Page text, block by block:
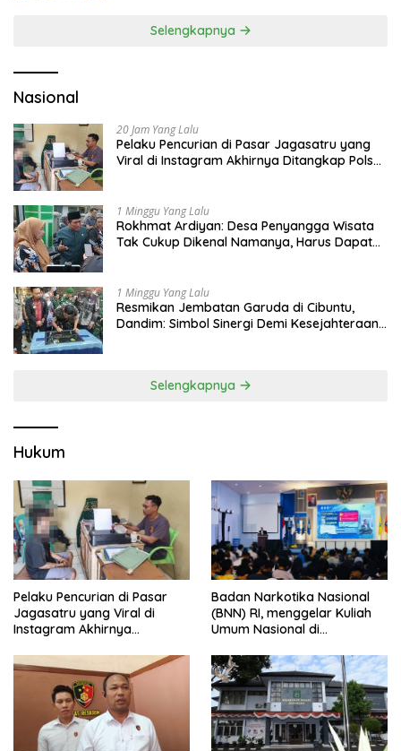
Selengkapnya
Nasional
20 Jam Yang Lalu
Pelaku Pencurian di Pasar Jagasatru yang
Viral di Instagram Akhirnya Ditangkap Polsek
1 Minggu Yang Lalu
Rokhmat Ardiyan: Desa Penyangga Wisata
Tak Cukup Dikenal Namanya, Harus Dapat
1 Minggu Yang Lalu
Resmikan Jembatan Garuda di Cibuntu,
Dandim: Simbol Sinergi Demi Kesejahteraan
Selengkapnya
Hukum
Pelaku Pencurian di Pasar
Jagasatru yang Viral di
Instagram Akhirnya
Badan Narkotika Nasional
(BNN) RI, menggelar Kuliah
Umum Nasional di